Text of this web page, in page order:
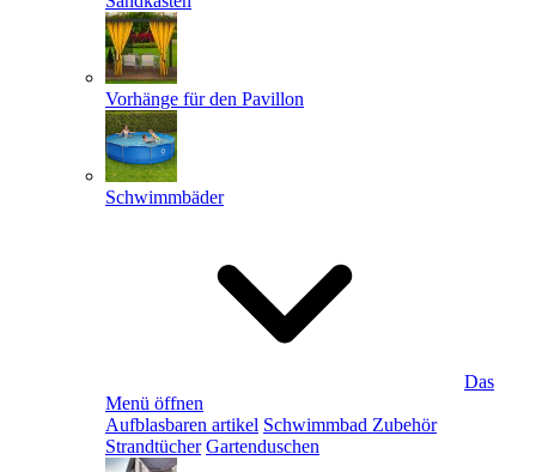
Vorhänge für den Pavillon
Schwimmbäder
Das
Menü öffnen
Aufblasbaren artikel Schwimmbad Zubehör
Strandtücher Gartenduschen